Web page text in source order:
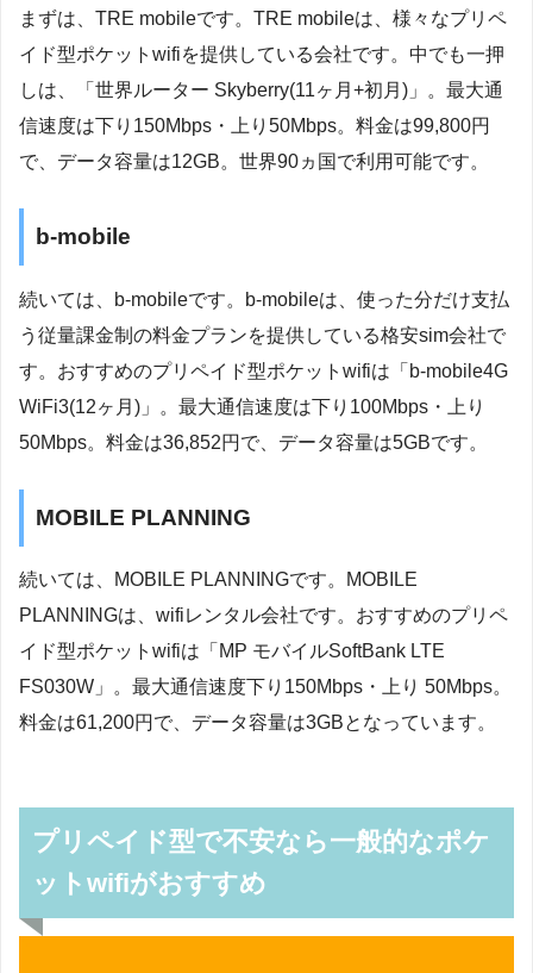
まずは、TRE mobileです。TRE mobileは、様々なプリペ
イド型ポケットwifiを提供している会社です。中でも一押
しは、「世界ルーター Skyberry(11ヶ月+初月)」。最大通
信速度は下り150Mbps・上り50Mbps。料金は99,800円
で、データ容量は12GB。世界90ヵ国で利用可能です。
b-mobile
続いては、b-mobileです。b-mobileは、使った分だけ支払
う従量課金制の料金プランを提供している格安sim会社で
す。おすすめのプリペイド型ポケットwifiは「b-mobile4G
WiFi3(12ヶ月)」。最大通信速度は下り100Mbps・上り
50Mbps。料金は36,852円で、データ容量は5GBです。
MOBILE PLANNING
続いては、MOBILE PLANNINGです。MOBILE
PLANNINGは、wifiレンタル会社です。おすすめのプリペ
イド型ポケットwifiは「MP モバイルSoftBank LTE
FS030W」。最大通信速度下り150Mbps・上り 50Mbps。
料金は61,200円で、データ容量は3GBとなっています。
プリペイド型で不安なら一般的なポケ
ットwifiがおすすめ